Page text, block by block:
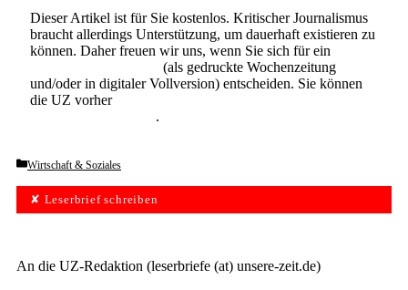
Dieser Artikel ist für Sie kostenlos. Kritischer Journalismus
braucht allerdings Unterstützung, um dauerhaft existieren zu
können. Daher freuen wir uns, wenn Sie sich für ein
(als gedruckte Wochenzeitung
und/oder in digitaler Vollversion) entscheiden. Sie können
die UZ vorher
.
Categories
Wirtschaft & Soziales
✘ Leserbrief schreiben
An die UZ-Redaktion (leserbriefe (at) unsere-zeit.de)